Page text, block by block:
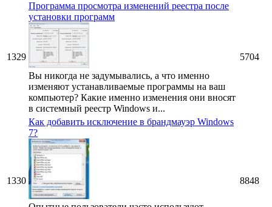
1329
Программа просмотра изменений реестра после
установки программ
Вы никогда не задумывались, а что именно
изменяют устанавливаемые программы на ваш
компьютер? Какие именно изменения они вносят
в системный реестр Windows и...
5704
1330
Как добавить исключение в брандмауэр Windows
7?
8848